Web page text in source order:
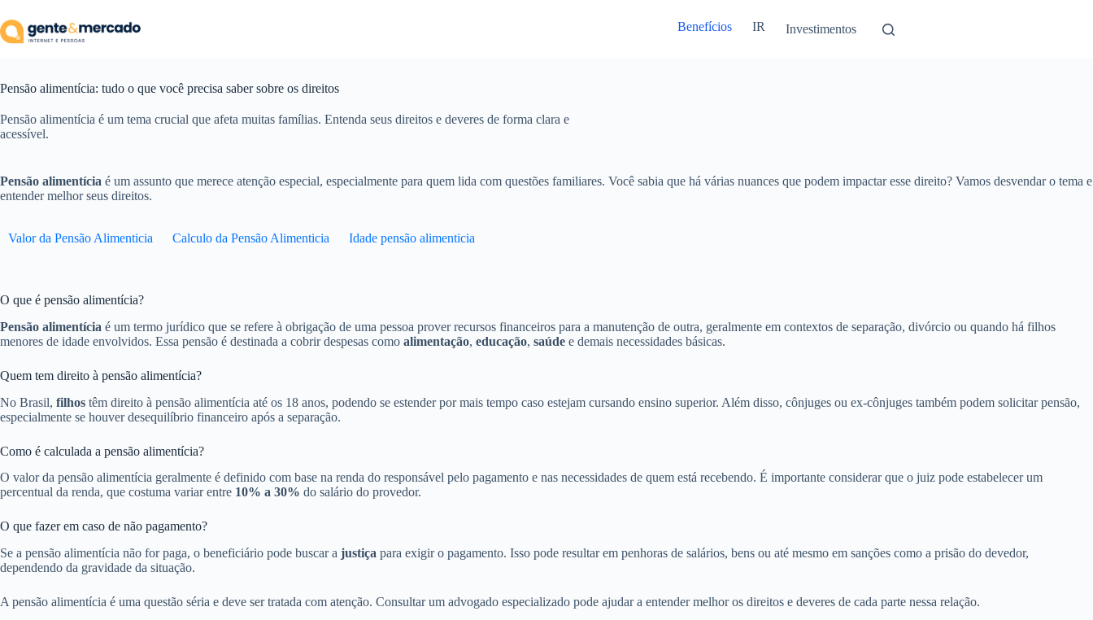
para
o
Benefícios IR Investimentos
Pensão alimentícia: tudo o que você precisa saber sobre os direitos
Pensão alimentícia é um tema crucial que afeta muitas famílias. Entenda seus direitos e deveres de forma clara e
acessível.
Pensão alimentícia é um assunto que merece atenção especial, especialmente para quem lida com questões familiares. Você sabia que há várias nuances que podem impactar esse direito? Vamos desvendar o tema e
entender melhor seus direitos.
Valor da Pensão Alimenticia Calculo da Pensão Alimenticia Idade pensão alimenticia
O que é pensão alimentícia?
Pensão alimentícia é um termo jurídico que se refere à obrigação de uma pessoa prover recursos financeiros para a manutenção de outra, geralmente em contextos de separação, divórcio ou quando há filhos
menores de idade envolvidos. Essa pensão é destinada a cobrir despesas como alimentação, educação, saúde e demais necessidades básicas.
Quem tem direito à pensão alimentícia?
No Brasil, filhos têm direito à pensão alimentícia até os 18 anos, podendo se estender por mais tempo caso estejam cursando ensino superior. Além disso, cônjuges ou ex-cônjuges também podem solicitar pensão,
especialmente se houver desequilíbrio financeiro após a separação.
Como é calculada a pensão alimentícia?
O valor da pensão alimentícia geralmente é definido com base na renda do responsável pelo pagamento e nas necessidades de quem está recebendo. É importante considerar que o juiz pode estabelecer um
percentual da renda, que costuma variar entre 10% a 30% do salário do provedor.
O que fazer em caso de não pagamento?
Se a pensão alimentícia não for paga, o beneficiário pode buscar a justiça para exigir o pagamento. Isso pode resultar em penhoras de salários, bens ou até mesmo em sanções como a prisão do devedor,
dependendo da gravidade da situação.
A pensão alimentícia é uma questão séria e deve ser tratada com atenção. Consultar um advogado especializado pode ajudar a entender melhor os direitos e deveres de cada parte nessa relação.